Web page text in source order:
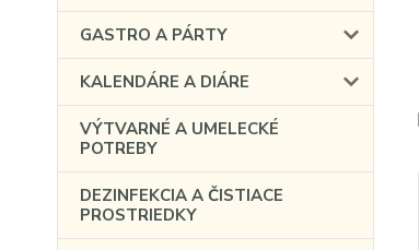
GASTRO A PÁRTY
KALENDÁRE A DIÁRE
VÝTVARNÉ A UMELECKÉ
POTREBY
DEZINFEKCIA A ČISTIACE
PROSTRIEDKY